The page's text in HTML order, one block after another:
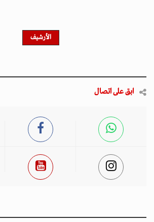
الأرشيف
ابق على اتصال